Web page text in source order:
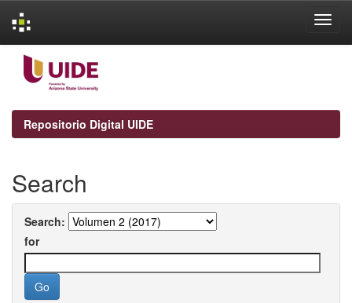
navigation
Repositorio Digital UIDE
Search
Search:
for